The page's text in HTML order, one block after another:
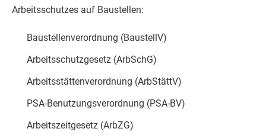
Arbeitsschutzes auf Baustellen:
Baustellenverordnung (BaustellV)
Arbeitsschutzgesetz (ArbSchG)
Arbeitsstättenverordnung (ArbStättV)
PSA-Benutzungsverordnung (PSA-BV)
Arbeitszeitgesetz (ArbZG)